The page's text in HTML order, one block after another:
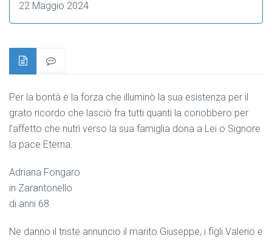
22 Maggio 2024
Per la bontà e la forza che illuminò la sua esistenza per il
grato ricordo che lasciò fra tutti quanti la conobbero per
l’affetto che nutrì verso la sua famiglia dona a Lei o Signore
la pace Eterna.
Adriana Fongaro
in Zarantonello
di anni 68
Ne danno il triste annuncio il marito Giuseppe, i figli Valerio e